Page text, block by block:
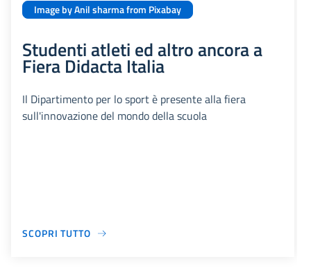
Image by Anil sharma from Pixabay
Studenti atleti ed altro ancora a
Fiera Didacta Italia
Il Dipartimento per lo sport è presente alla fiera
sull'innovazione del mondo della scuola
SCOPRI TUTTO